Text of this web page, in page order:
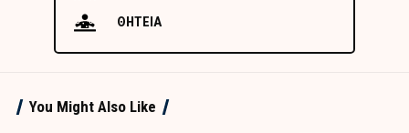
ΘΗΤΕΙΑ
You Might Also Like